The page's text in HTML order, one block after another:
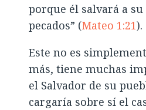
porque él salvará a
pecados” (Mateo 1:21).
Este no es
más, tiene muchas
el Salvador de su
cargaría sobre sí el